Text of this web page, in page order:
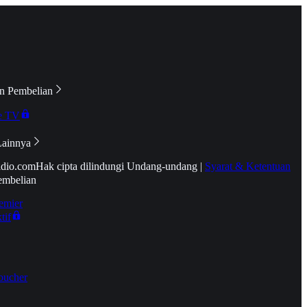
Pembelian
TV
Hak cipta dilindungi Undang-undang | Syarat & Ketentuan